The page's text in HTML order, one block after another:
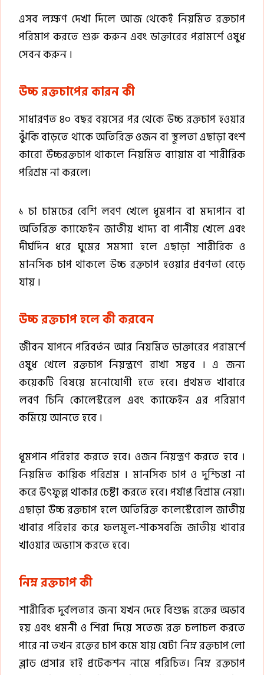
এসব লক্ষণ দেখা দিলে আজ থেকেই নিয়মিত রক্তচাপ
পরিমাপ করতে শুরু করুন এবং ডাক্তারের পরামর্শে ওষুধ
সেবন করুন ।
উচ্চ রক্তচাপের কারন কী
সাধারণত ৪০ বছর বয়সের পর থেকে উচ্চ রক্তচাপ হওয়ার
ঝুঁকি বাড়তে থাকে অতিরিক্ত ওজন বা স্থূলতা এছাড়া বংশ
কারো উচ্চরক্তচাপ থাকলে নিয়মিত ব্যায়াম বা শারীরিক
পরিশ্রম না করলে।
১ চা চামচের বেশি লবণ খেলে ধূমপান বা মদ্যপান বা
অতিরিক্ত ক্যাফেইন জাতীয় খাদ্য বা পানীয় খেলে এবং
দীর্ঘদিন ধরে ঘুমের সমস্যা হলে এছাড়া শারীরিক ও
মানসিক চাপ থাকলে উচ্চ রক্তচাপ হওয়ার প্রবণতা বেড়ে
যায় ।
উচ্চ রক্তচাপ হলে কী করবেন
জীবন যাপনে পরিবর্তন আর নিয়মিত ডাক্তারের পরামর্শে
ওষুধ খেলে রক্তচাপ নিয়ন্ত্রণে রাখা সম্ভব । এ জন্য
কয়েকটি বিষয়ে মনোযোগী হতে হবে। প্রথমত খাবারে
লবণ চিনি কোলেস্টরেল এবং ক্যাফেইন এর পরিমাণ
কমিয়ে আনতে হবে ।
ধূমপান পরিহার করতে হবে। ওজন নিয়ন্ত্রণ করতে হবে ।
নিয়মিত কায়িক পরিশ্রম । মানসিক চাপ ও দুশ্চিন্তা না
করে উৎফুল্ল থাকার চেষ্টা করতে হবে। পর্যাপ্ত বিশ্রাম নেয়া।
এছাড়া উচ্চ রক্তচাপ হলে অতিরিক্ত কলেস্টেরোল জাতীয়
খাবার পরিহার করে ফলমূল-শাকসবজি জাতীয় খাবার
খাওয়ার অভ্যাস করতে হবে।
নিম্ন রক্তচাপ কী
শারীরিক দুর্বলতার জন্য যখন দেহে বিশুদ্ধ রক্তের অভাব
হয় এবং ধমনী ও শিরা দিয়ে সতেজ রক্ত চলাচল করতে
পারে না তখন রক্তের চাপ কমে যায় যেটা নিম্ন রক্তচাপ লো
ব্লাড প্রেসার হাই প্রটেকশন নামে পরিচিত। নিম্ন রক্তচাপ